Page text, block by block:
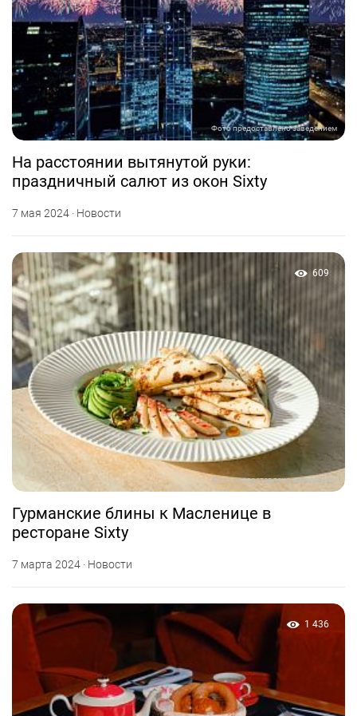
Фото предоставлено заведением
На расстоянии вытянутой руки:
праздничный салют из окон Sixty
7 мая 2024 · Новости
Фото предоставлено заведением
609
Гурманские блины к Масленице в
ресторане Sixty
7 марта 2024 · Новости
1 436